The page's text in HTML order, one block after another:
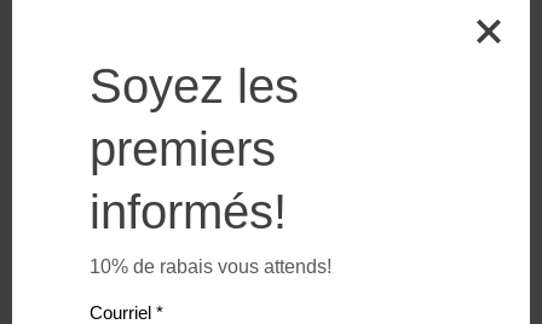
Soyez les
premiers
informés!
10% de rabais vous attends!
Courriel *